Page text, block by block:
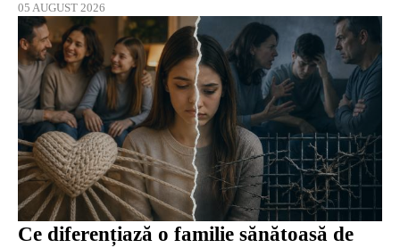
05 AUGUST 2026
Ce diferențiază o familie sănătoasă de